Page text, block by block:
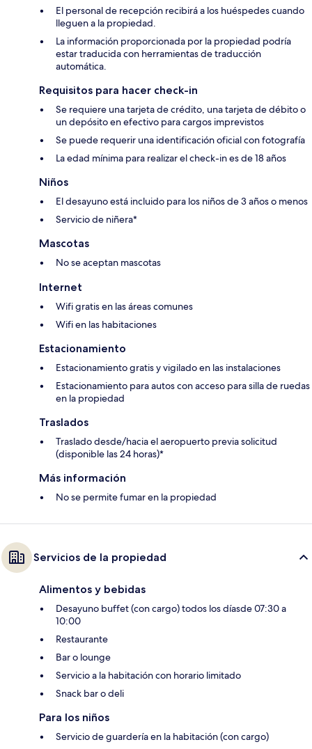
El personal de recepción recibirá a los huéspedes cuando
lleguen a la propiedad.
La información proporcionada por la propiedad podría
estar traducida con herramientas de traducción
automática.
Requisitos para hacer check-in
Se requiere una tarjeta de crédito, una tarjeta de débito o
un depósito en efectivo para cargos imprevistos
Se puede requerir una identificación oficial con fotografía
La edad mínima para realizar el check-in es de 18 años
Niños
El desayuno está incluido para los niños de 3 años o menos
Servicio de niñera*
Mascotas
No se aceptan mascotas
Internet
Wifi gratis en las áreas comunes
Wifi en las habitaciones
Estacionamiento
Estacionamiento gratis y vigilado en las instalaciones
Estacionamiento para autos con acceso para silla de ruedas
en la propiedad
Traslados
Traslado desde/hacia el aeropuerto previa solicitud
(disponible las 24 horas)*
Más información
No se permite fumar en la propiedad
Servicios de la propiedad
Alimentos y bebidas
Desayuno buffet (con cargo) todos los díasde 07:30 a
10:00
Restaurante
Bar o lounge
Servicio a la habitación con horario limitado
Snack bar o deli
Para los niños
Servicio de guardería en la habitación (con cargo)